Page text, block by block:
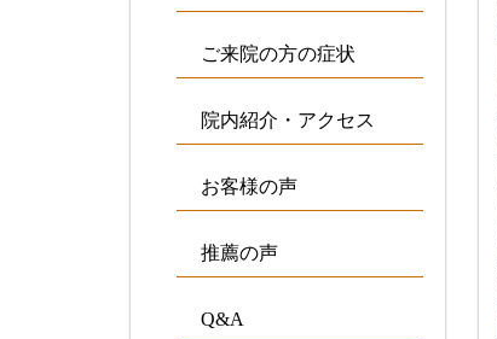
ご来院の方の症状
院内紹介・アクセス
お客様の声
推薦の声
Q&A